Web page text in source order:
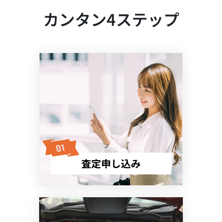
カンタン4ステップ
査定申し込み